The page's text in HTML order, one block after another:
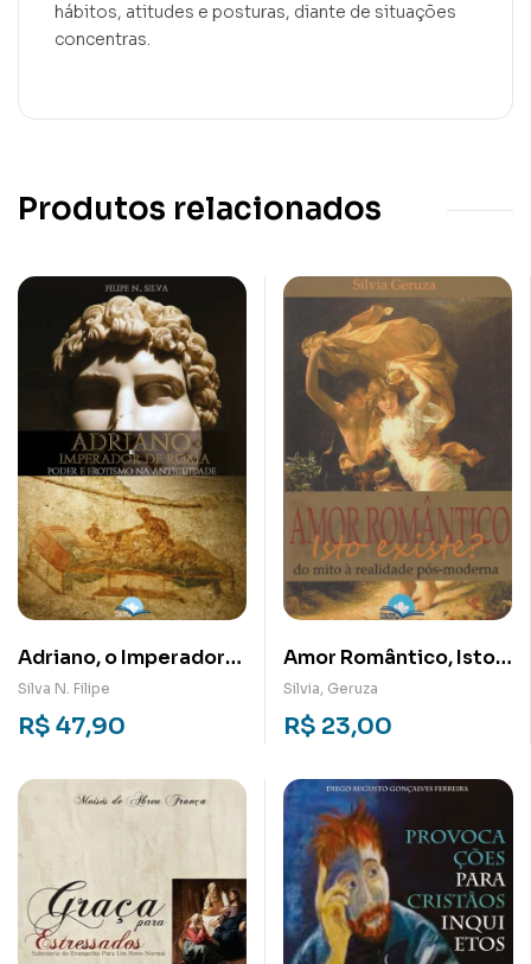
hábitos, atitudes e posturas, diante de situações
concentras.
Produtos relacionados
Adriano, o Imperador
de Roma: O Poder e
Erotismo na
Antiguidade
Silva N. Filipe
R$ 47,90
Amor Romântico, Isto
Existe?: Do mito à
realidade pós-
moderna
Silvia, Geruza
R$ 23,00